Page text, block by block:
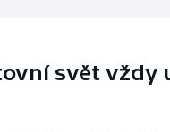
svět vždy